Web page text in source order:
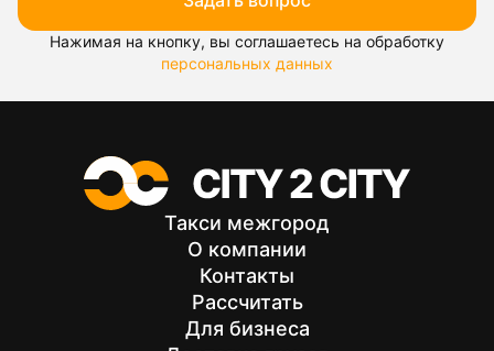
Нажимая на кнопку, вы соглашаетесь на обработку
персональных данных
Такси межгород
О компании
Контакты
Рассчитать
Для бизнеса